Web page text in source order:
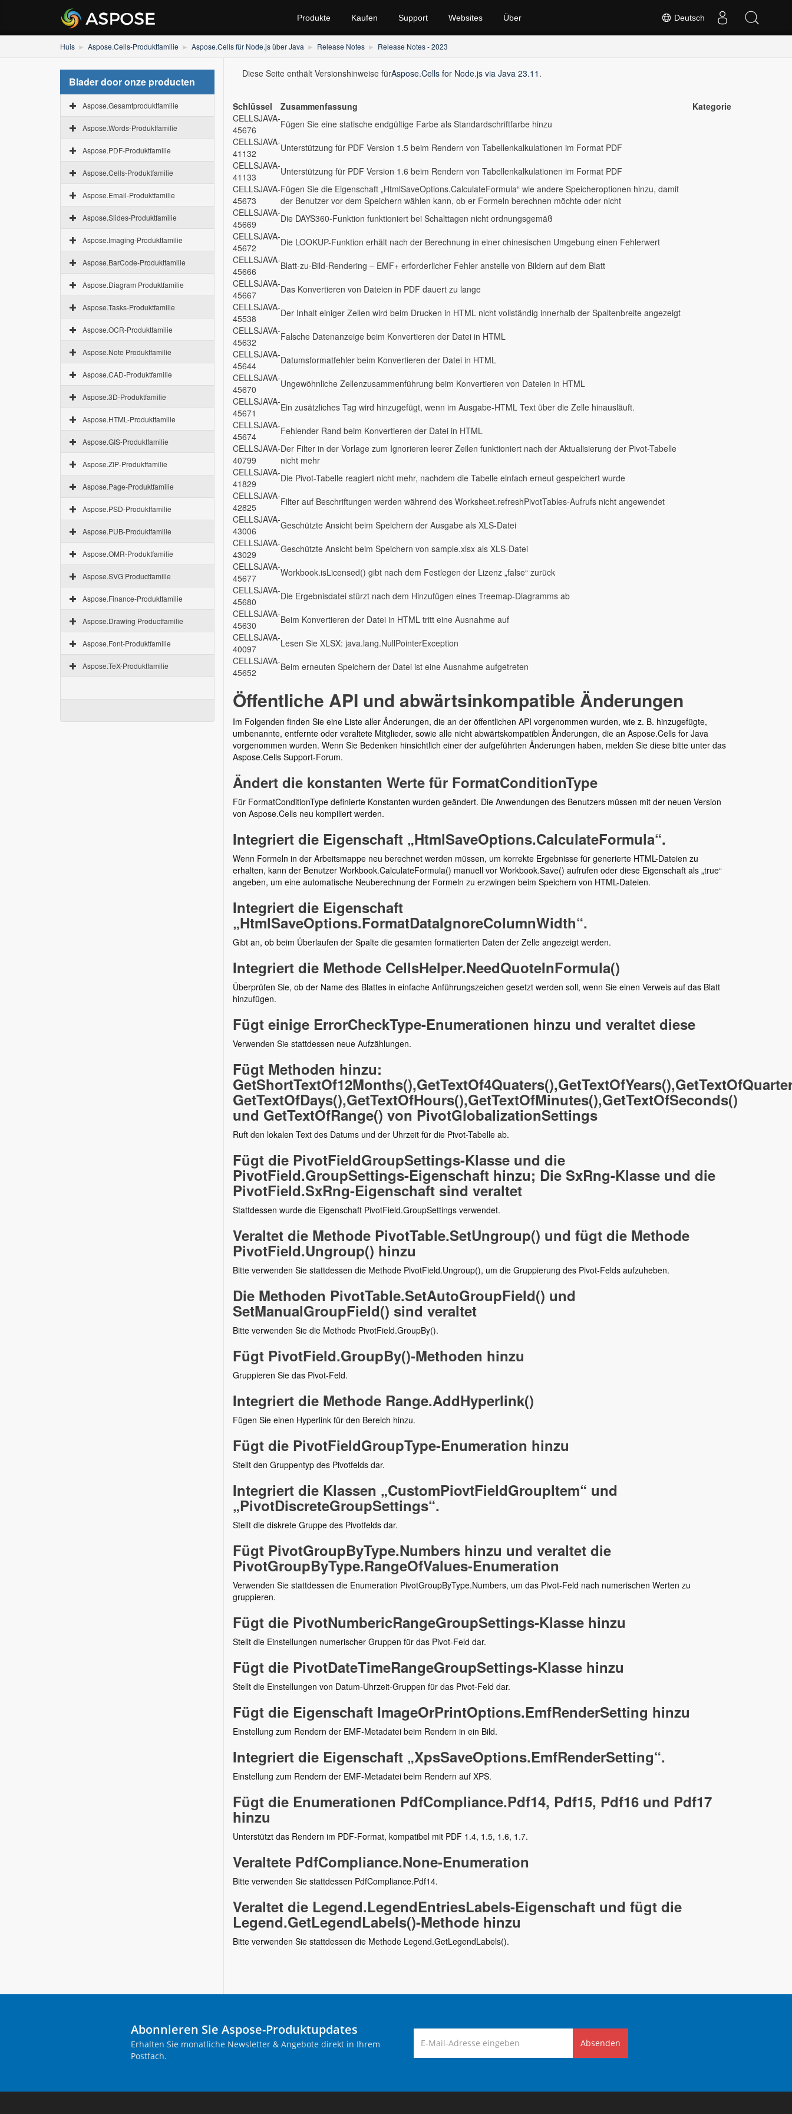
Deutsch
Produkte Kaufen Support Websites Über
Huis Aspose.Cells-Produktfamilie Aspose.Cells für Node.js über Java Release Notes Release Notes - 2023
Blader door onze producten
Aspose.Gesamtproduktfamilie
Aspose.Words-Produktfamilie
Aspose.PDF-Produktfamilie
Aspose.Cells-Produktfamilie
Aspose.Email-Produktfamilie
Aspose.Slides-Produktfamilie
Aspose.Imaging-Produktfamilie
Aspose.BarCode-Produktfamilie
Aspose.Diagram Produktfamilie
Aspose.Tasks-Produktfamilie
Aspose.OCR-Produktfamilie
Aspose.Note Produktfamilie
Aspose.CAD-Produktfamilie
Aspose.3D-Produktfamilie
Aspose.HTML-Produktfamilie
Aspose.GIS-Produktfamilie
Aspose.ZIP-Produktfamilie
Aspose.Page-Produktfamilie
Aspose.PSD-Produktfamilie
Aspose.PUB-Produktfamilie
Aspose.OMR-Produktfamilie
Aspose.SVG Productfamilie
Aspose.Finance-Produktfamilie
Aspose.Drawing Productfamilie
Aspose.Font-Produktfamilie
Aspose.TeX-Produktfamilie
Diese Seite enthält Versionshinweise fürAspose.Cells for Node.js via Java 23.11 .
Schlüssel Zusammenfassung
Kategorie
CELLSJAVA-
45676
Fügen Sie eine statische endgültige Farbe als Standardschriftfarbe hinzu
CELLSJAVA-
41132
Unterstützung für PDF Version 1.5 beim Rendern von Tabellenkalkulationen im Format PDF
CELLSJAVA-
41133
Unterstützung für PDF Version 1.6 beim Rendern von Tabellenkalkulationen im Format PDF
CELLSJAVA-
45673
Fügen Sie die Eigenschaft „HtmlSaveOptions.CalculateFormula“ wie andere Speicheroptionen hinzu, damit
der Benutzer vor dem Speichern wählen kann, ob er Formeln berechnen möchte oder nicht
CELLSJAVA-
45669
Die DAYS360-Funktion funktioniert bei Schalttagen nicht ordnungsgemäß
CELLSJAVA-
45672
Die LOOKUP-Funktion erhält nach der Berechnung in einer chinesischen Umgebung einen Fehlerwert
CELLSJAVA-
45666
Blatt-zu-Bild-Rendering – EMF+ erforderlicher Fehler anstelle von Bildern auf dem Blatt
CELLSJAVA-
45667
Das Konvertieren von Dateien in PDF dauert zu lange
CELLSJAVA-
45538
Der Inhalt einiger Zellen wird beim Drucken in HTML nicht vollständig innerhalb der Spaltenbreite angezeigt
CELLSJAVA-
45632
Falsche Datenanzeige beim Konvertieren der Datei in HTML
CELLSJAVA-
45644
Datumsformatfehler beim Konvertieren der Datei in HTML
CELLSJAVA-
45670
Ungewöhnliche Zellenzusammenführung beim Konvertieren von Dateien in HTML
CELLSJAVA-
45671
Ein zusätzliches Tag wird hinzugefügt, wenn im Ausgabe-HTML Text über die Zelle hinausläuft.
CELLSJAVA-
45674
Fehlender Rand beim Konvertieren der Datei in HTML
CELLSJAVA-
40799
Der Filter in der Vorlage zum Ignorieren leerer Zeilen funktioniert nach der Aktualisierung der Pivot-Tabelle
nicht mehr
CELLSJAVA-
41829
Die Pivot-Tabelle reagiert nicht mehr, nachdem die Tabelle einfach erneut gespeichert wurde
CELLSJAVA-
42825
Filter auf Beschriftungen werden während des Worksheet.refreshPivotTables-Aufrufs nicht angewendet
CELLSJAVA-
43006
Geschützte Ansicht beim Speichern der Ausgabe als XLS-Datei
CELLSJAVA-
43029
Geschützte Ansicht beim Speichern von sample.xlsx als XLS-Datei
CELLSJAVA-
45677
Workbook.isLicensed() gibt nach dem Festlegen der Lizenz „false“ zurück
CELLSJAVA-
45680
Die Ergebnisdatei stürzt nach dem Hinzufügen eines Treemap-Diagramms ab
CELLSJAVA-
45630
Beim Konvertieren der Datei in HTML tritt eine Ausnahme auf
CELLSJAVA-
40097
Lesen Sie XLSX: java.lang.NullPointerException
CELLSJAVA-
45652
Beim erneuten Speichern der Datei ist eine Ausnahme aufgetreten
Öffentliche API und abwärtsinkompatible Änderungen
Im Folgenden finden Sie eine Liste aller Änderungen, die an der öffentlichen API vorgenommen wurden, wie z. B. hinzugefügte,
umbenannte, entfernte oder veraltete Mitglieder, sowie alle nicht abwärtskompatiblen Änderungen, die an Aspose.Cells for Java
vorgenommen wurden. Wenn Sie Bedenken hinsichtlich einer der aufgeführten Änderungen haben, melden Sie diese bitte unter das
Aspose.Cells Support-Forum.
Ändert die konstanten Werte für FormatConditionType
Für FormatConditionType definierte Konstanten wurden geändert. Die Anwendungen des Benutzers müssen mit der neuen Version
von Aspose.Cells neu kompiliert werden.
Integriert die Eigenschaft „HtmlSaveOptions.CalculateFormula“.
Wenn Formeln in der Arbeitsmappe neu berechnet werden müssen, um korrekte Ergebnisse für generierte HTML-Dateien zu
erhalten, kann der Benutzer Workbook.CalculateFormula() manuell vor Workbook.Save() aufrufen oder diese Eigenschaft als „true“
angeben, um eine automatische Neuberechnung der Formeln zu erzwingen beim Speichern von HTML-Dateien.
Integriert die Eigenschaft
„HtmlSaveOptions.FormatDataIgnoreColumnWidth“.
Gibt an, ob beim Überlaufen der Spalte die gesamten formatierten Daten der Zelle angezeigt werden.
Integriert die Methode CellsHelper.NeedQuoteInFormula()
Überprüfen Sie, ob der Name des Blattes in einfache Anführungszeichen gesetzt werden soll, wenn Sie einen Verweis auf das Blatt
hinzufügen.
Fügt einige ErrorCheckType-Enumerationen hinzu und veraltet diese
Verwenden Sie stattdessen neue Aufzählungen.
Fügt Methoden hinzu:
GetTextOfDays(),GetTextOfHours(),GetTextOfMinutes(),GetTextOfSeconds()
und GetTextOfRange() von PivotGlobalizationSettings
Ruft den lokalen Text des Datums und der Uhrzeit für die Pivot-Tabelle ab.
Fügt die PivotFieldGroupSettings-Klasse und die
PivotField.GroupSettings-Eigenschaft hinzu; Die SxRng-Klasse und die
PivotField.SxRng-Eigenschaft sind veraltet
Stattdessen wurde die Eigenschaft PivotField.GroupSettings verwendet.
Veraltet die Methode PivotTable.SetUngroup() und fügt die Methode
PivotField.Ungroup() hinzu
Bitte verwenden Sie stattdessen die Methode PivotField.Ungroup(), um die Gruppierung des Pivot-Felds aufzuheben.
Die Methoden PivotTable.SetAutoGroupField() und
SetManualGroupField() sind veraltet
Bitte verwenden Sie die Methode PivotField.GroupBy().
Fügt PivotField.GroupBy()-Methoden hinzu
Gruppieren Sie das Pivot-Feld.
Integriert die Methode Range.AddHyperlink()
Fügen Sie einen Hyperlink für den Bereich hinzu.
Fügt die PivotFieldGroupType-Enumeration hinzu
Stellt den Gruppentyp des Pivotfelds dar.
Integriert die Klassen „CustomPiovtFieldGroupItem“ und
„PivotDiscreteGroupSettings“.
Stellt die diskrete Gruppe des Pivotfelds dar.
Fügt PivotGroupByType.Numbers hinzu und veraltet die
PivotGroupByType.RangeOfValues-Enumeration
Verwenden Sie stattdessen die Enumeration PivotGroupByType.Numbers, um das Pivot-Feld nach numerischen Werten zu
gruppieren.
Fügt die PivotNumbericRangeGroupSettings-Klasse hinzu
Stellt die Einstellungen numerischer Gruppen für das Pivot-Feld dar.
Fügt die PivotDateTimeRangeGroupSettings-Klasse hinzu
Stellt die Einstellungen von Datum-Uhrzeit-Gruppen für das Pivot-Feld dar.
Fügt die Eigenschaft ImageOrPrintOptions.EmfRenderSetting hinzu
Einstellung zum Rendern der EMF-Metadatei beim Rendern in ein Bild.
Integriert die Eigenschaft „XpsSaveOptions.EmfRenderSetting“.
Einstellung zum Rendern der EMF-Metadatei beim Rendern auf XPS.
Fügt die Enumerationen PdfCompliance.Pdf14, Pdf15, Pdf16 und Pdf17
hinzu
Unterstützt das Rendern im PDF-Format, kompatibel mit PDF 1.4, 1.5, 1.6, 1.7.
Veraltete PdfCompliance.None-Enumeration
Bitte verwenden Sie stattdessen PdfCompliance.Pdf14.
Veraltet die Legend.LegendEntriesLabels-Eigenschaft und fügt die
Legend.GetLegendLabels()-Methode hinzu
Bitte verwenden Sie stattdessen die Methode Legend.GetLegendLabels().
Abonnieren Sie Aspose-Produktupdates
Erhalten Sie monatliche Newsletter & Angebote direkt in Ihrem
Postfach.
Absenden